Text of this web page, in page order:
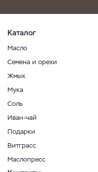
Каталог
Масло
Семена и орехи
Жмых
Мука
Соль
Иван-чай
Подарки
Витграсс
Маслопресс